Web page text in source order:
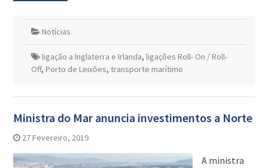
Notícias
ligação a Inglaterra e Irlanda, ligações Roll- On / Roll-
Off, Porto de Leixões, transporte marítimo
Ministra do Mar anuncia investimentos a Norte
27 Fevereiro, 2019
A ministra